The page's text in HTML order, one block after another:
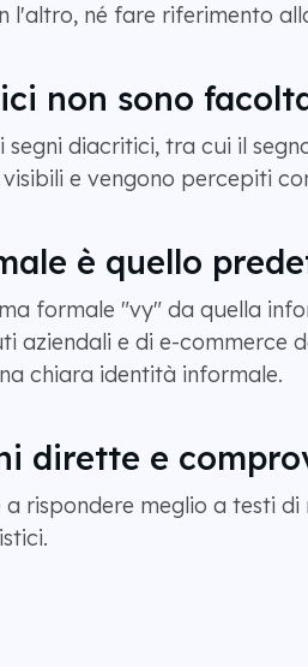
l'altro, né fare riferimento
non sono
diacritici, tra cui il
e vengono percepiti
è quello
formale "vy" da quella
aziendali e di e-commerce
chiara identità informale.
dirette e
rispondere meglio a testi